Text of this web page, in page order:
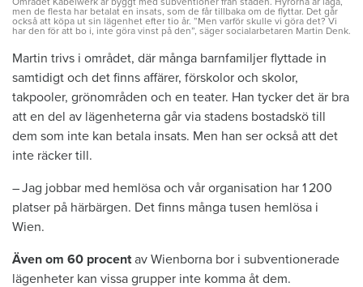
men de flesta har betalat en insats, som de får tillbaka om de flyttar. Det går
också att köpa ut sin lägenhet efter tio år. ”Men varför skulle vi göra det? Vi
har den för att bo i, inte göra vinst på den”, säger socialarbetaren Martin Denk.
Martin trivs i området, där många barn­familjer flyttade in
samtidigt och det finns ­affärer, förskolor och skolor,
takpooler, grönområden och en teater. Han tycker det är bra
att en del av lägenheterna går via stadens bostadskö till
dem som inte kan betala insats. Men han ser också att det
inte räcker till.
– Jag jobbar med hemlösa och vår organisation har 1 200
platser på härbärgen. Det finns många tusen hemlösa i
Wien.
Även om 60 procentav Wienborna bor i subventionerade
lägenheter kan vissa grupper inte komma åt dem.